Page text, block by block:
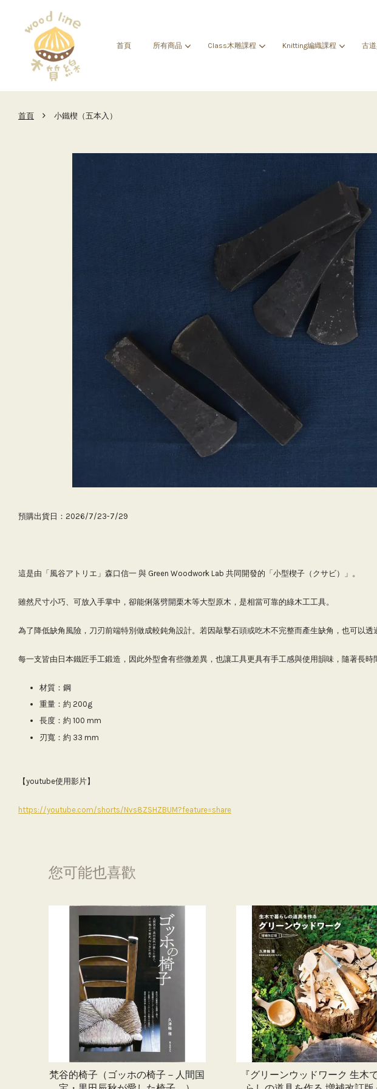
首頁 所有商品 Class木雕課程 Knitting編織課程 古
首頁 › 小鐵楔（五本入）
預購出貨日：2026/7/23-7/29
這是由「風谷アトリエ」森口信一 與 Green Woodwork Lab 共同開發的「小型楔子（クサビ）」。
雖然尺寸小巧、可放入手掌中，卻能俐落劈開栗木等大型原木，是相當可靠的綠木工工具。
為了降低缺角風險，刀刃前端特別做成較鈍角設計。若因敲擊石頭或吃木不完整而產生缺角，也可以透
每一支皆由日本鐵匠手工鍛造，因此外型會有些微差異，也讓工具更具有手工感與使用韻味，隨著長時
材質：鋼
重量：約 200g
長度：約 100 mm
刃寬：約 33 mm
【youtube使用影片】
https://youtube.com/shorts/Nvs8ZSHZBUM?feature=share
您可能也喜歡
梵谷的椅子（ゴッホの椅子－人間国
『グリーンウッドワーク 生木